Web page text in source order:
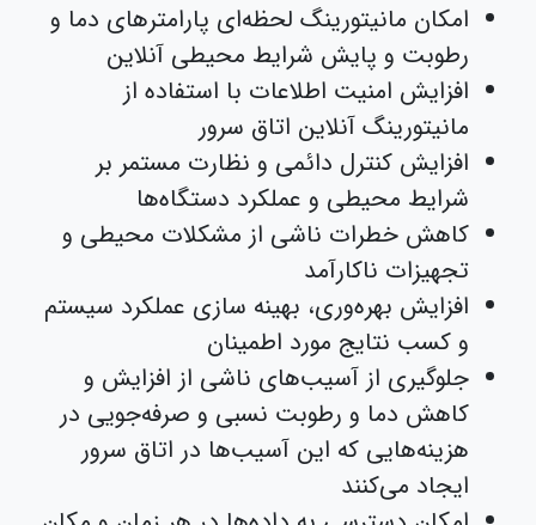
امکان مانیتورینگ لحظه‌ای پارامترهای دما و
رطوبت و پایش شرایط محیطی آنلاین
افزایش امنیت اطلاعات با استفاده از
مانیتورینگ آنلاین اتاق سرور
افزایش کنترل دائمی و نظارت مستمر بر
شرایط محیطی و عملکرد دستگاه‌ها
کاهش خطرات ناشی از مشکلات محیطی و
تجهیزات ناکارآمد
افزایش بهره‌وری، بهینه سازی عملکرد سیستم
و کسب نتایج مورد اطمینان
جلوگیری از آسیب‌های ناشی از افزایش و
کاهش دما و رطوبت نسبی و صرفه‌جویی در
هزینه‌هایی که این آسیب‌ها در اتاق سرور
ایجاد می‌کنند